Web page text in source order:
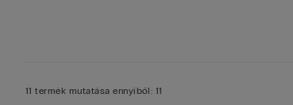
11 termék mutatása ennyiből: 11